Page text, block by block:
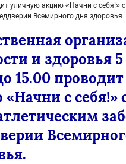
уличную акцию «Начни с себя!» с
Всемирного дня здоровья.
и здоровья
15.00
с себя!»